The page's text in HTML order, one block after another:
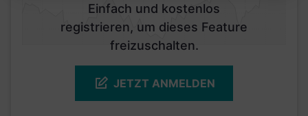
Einfach und kostenlos
registrieren, um dieses Feature
freizuschalten.
JETZT ANMELDEN